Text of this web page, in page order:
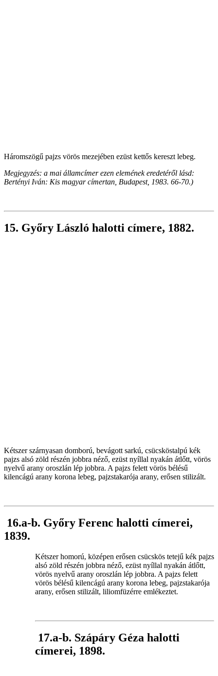
Háromszögű pajzs vörös mezejében ezüst kettős kereszt lebeg.
Megjegyzés: a mai államcímer ezen elemének eredetéről lásd:
Bertényi Iván: Kis magyar címertan, Budapest, 1983. 66-70.)
15. Győry László halotti címere, 1882.
Kétszer szárnyasan domború, bevágott sarkú, csücsköstalpú kék
pajzs alsó zöld részén jobbra néző, ezüst nyíllal nyakán átlőtt, vörös
nyelvű arany oroszlán lép jobbra. A pajzs felett vörös bélésű
kilencágú arany korona lebeg, pajzstakarója arany, erősen stilizált.
16.a-b. Győry Ferenc halotti címerei,
1839.
Kétszer homorú, középen erősen csücskös tetejű kék pajzs
alsó zöld részén jobbra néző, ezüst nyíllal nyakán átlőtt,
vörös nyelvű arany oroszlán lép jobbra. A pajzs felett
vörös bélésű kilencágú arany korona lebeg, pajzstakarója
arany, erősen stilizált, liliomfüzérre emlékeztet.
17.a-b. Szápáry Géza halotti
címerei, 1898.